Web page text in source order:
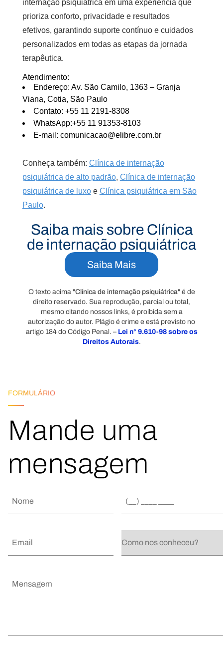
internação psiquiátrica em uma experiência que
prioriza conforto, privacidade e resultados
efetivos, garantindo suporte contínuo e cuidados
personalizados em todas as etapas da jornada
terapêutica.
Atendimento:
Endereço: Av. São Camilo, 1363 – Granja
Viana, Cotia, São Paulo
Contato: +55 11 2191-8308
WhatsApp:+55 11 91353-8103
E-mail: comunicacao@elibre.com.br
Conheça também: Clínica de internação
psiquiátrica de alto padrão, Clínica de internação
psiquiátrica de luxoe Clínica psiquiátrica em São
Paulo.
Saiba mais sobre Clínica
de internação psiquiátrica
Saiba Mais
O texto acima "Clínica de internação psiquiátrica" é de
direito reservado. Sua reprodução, parcial ou total,
mesmo citando nossos links, é proibida sem a
autorização do autor. Plágio é crime e está previsto no
artigo 184 do Código Penal. – Lei n° 9.610-98 sobre os
Direitos Autorais.
FORMULÁRIO
Mande uma
mensagem